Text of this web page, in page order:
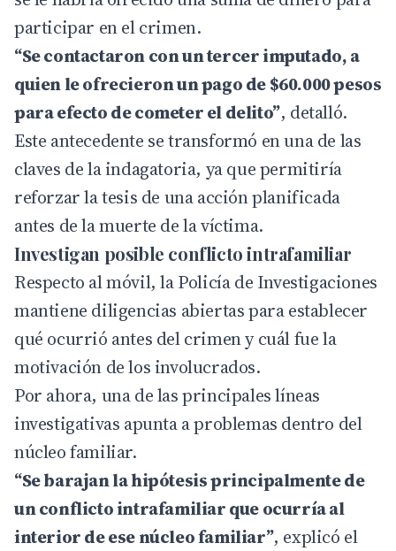
participar en el crimen.
“Se contactaron con un tercer imputado, a
quien le ofrecieron un pago de $60.000 pesos
para efecto de cometer el delito”, detalló.
Este antecedente se transformó en una de las
claves de la indagatoria, ya que permitiría
reforzar la tesis de una acción planificada
antes de la muerte de la víctima.
Investigan posible conflicto intrafamiliar
Respecto al móvil, la Policía de Investigaciones
mantiene diligencias abiertas para establecer
qué ocurrió antes del crimen y cuál fue la
motivación de los involucrados.
Por ahora, una de las principales líneas
investigativas apunta a problemas dentro del
núcleo familiar.
“Se barajan la hipótesis principalmente de
un conflicto intrafamiliar que ocurría al
interior de ese núcleo familiar”, explicó el